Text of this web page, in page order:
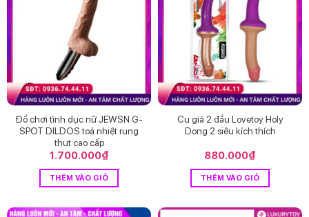
Đồ chơi tình dục nữ JEWSN G-
SPOT DILDOS toả nhiệt rung
thụt cao cấp
1.700.000₫
THÊM VÀO GIỎ
Cu giả 2 đầu Lovetoy Holy
Dong 2 siêu kích thích
880.000₫
THÊM VÀO GIỎ